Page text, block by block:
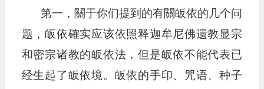
第一，關于你们提到的有關皈依的几个问
题，皈依確实应该依照释迦牟尼佛遗教显宗
和密宗诸教的皈依法，但是皈依不能代表已
经生起了皈依境。皈依的手印、咒语、种子